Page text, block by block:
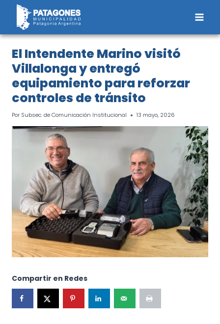
Saltar
contenido
El Intendente Marino visitó
Villalonga y entregó
equipamiento para reforzar
controles de tránsito
Por Subsec. de Comunicación Institucional 13 mayo, 2026
Compartir en Redes